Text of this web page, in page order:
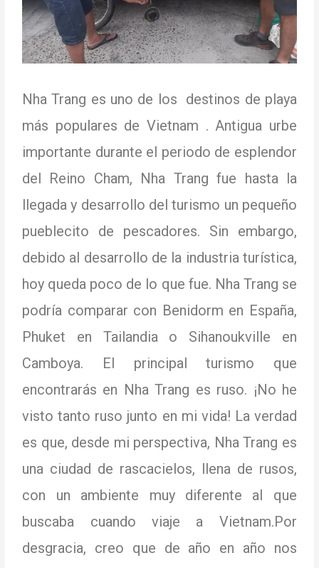
Nha Trang es uno de los destinos de playa
más populares de Vietnam . Antigua urbe
importante durante el periodo de esplendor
del Reino Cham, Nha Trang fue hasta la
llegada y desarrollo del turismo un pequeño
pueblecito de pescadores. Sin embargo,
debido al desarrollo de la industria turística,
hoy queda poco de lo que fue. Nha Trang se
podría comparar con Benidorm en España,
Phuket en Tailandia o Sihanoukville en
Camboya. El principal turismo que
encontrarás en Nha Trang es ruso. ¡No he
visto tanto ruso junto en mi vida! La verdad
es que, desde mi perspectiva, Nha Trang es
una ciudad de rascacielos, llena de rusos,
con un ambiente muy diferente al que
buscaba cuando viaje a Vietnam.Por
desgracia, creo que de año en año nos